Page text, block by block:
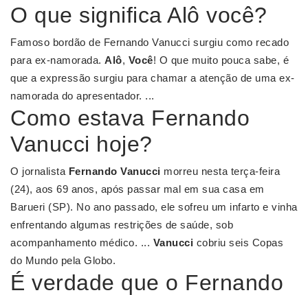
O que significa Alô você?
Famoso bordão de Fernando Vanucci surgiu como recado
para ex-namorada. Alô, Você! O que muito pouca sabe, é
que a expressão surgiu para chamar a atenção de uma ex-
namorada do apresentador. ...
Como estava Fernando
Vanucci hoje?
O jornalista Fernando Vanucci morreu nesta terça-feira
(24), aos 69 anos, após passar mal em sua casa em
Barueri (SP). No ano passado, ele sofreu um infarto e vinha
enfrentando algumas restrições de saúde, sob
acompanhamento médico. ... Vanucci cobriu seis Copas
do Mundo pela Globo.
É verdade que o Fernando